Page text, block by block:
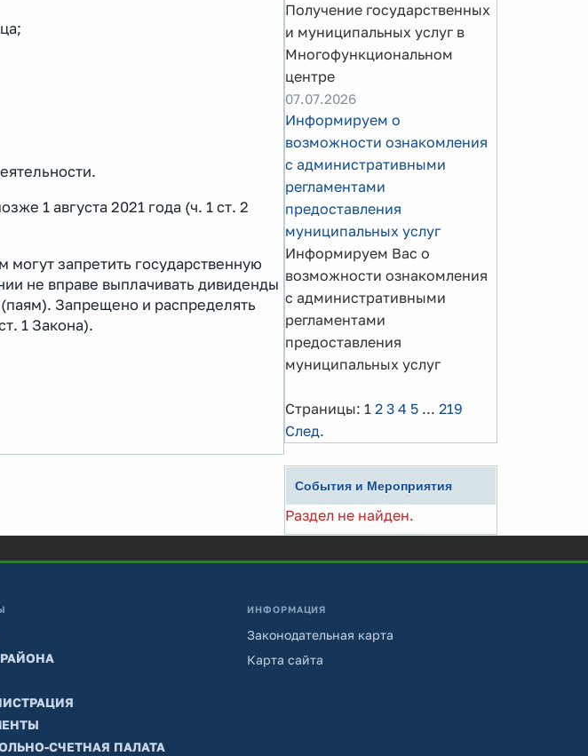
1 августа 2021 года (ч. 1 ст. 2
запретить государственную
не вправе выплачивать дивиденды
Запрещено и распределять
1 Закона).
Получение государственных
и муниципальных услуг в
Многофункциональном
центре
07.07.2026
Информируем о
возможности ознакомления
с административными
регламентами
предоставления
муниципальных услуг
Информируем Вас о
возможности ознакомления
с административными
регламентами
предоставления
муниципальных услуг
Страницы: 1 2 3 4 5 ... 219
След.
События и Мероприятия
Раздел не найден.
СЧЕТНАЯ ПАЛАТА
ИНФОРМАЦИЯ
Законодательная карта
Карта сайта